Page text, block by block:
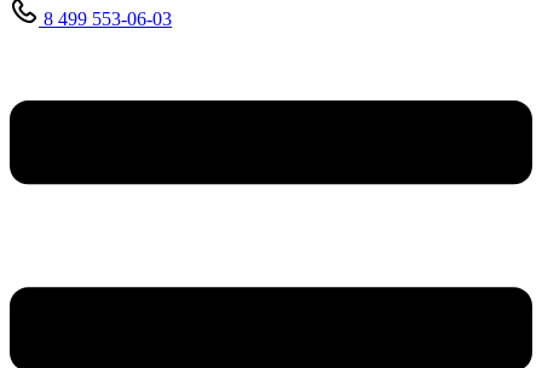
8 499 553-06-03